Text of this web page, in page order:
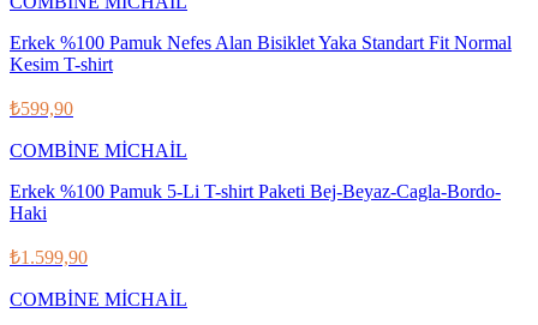
Erkek %100 Pamuk Nefes Alan Bisiklet Yaka Standart Fit Normal
Kesim T-shirt
₺599,90
COMBİNE MİCHAİL
Erkek %100 Pamuk 5-Li T-shirt Paketi Bej-Beyaz-Cagla-Bordo-
Haki
₺1.599,90
COMBİNE MİCHAİL